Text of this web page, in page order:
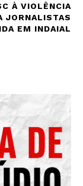
À VIOLÊNCIA
JORNALISTAS
EM INDAIAL